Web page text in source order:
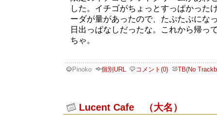
した。イチゴがちょっとすっぱかった
ーダが量があったので、たぷたぷにな
日出っぱなしだったな。これから帰っ
ちゃ。
Pinoko 個別URL コメント(0) TB(No
Lucent Cafe （大名）